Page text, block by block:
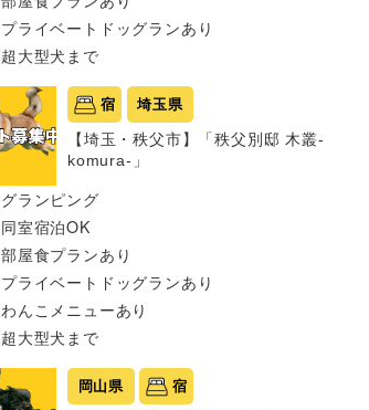
プライベートドッグランあり
超大型犬まで
宿 埼玉県
【埼玉・秩父市】「秩父別邸 木叢-
komura-」
グランピング
同室宿泊OK
部屋食プランあり
プライベートドッグランあり
わんこメニューあり
超大型犬まで
岡山県 宿